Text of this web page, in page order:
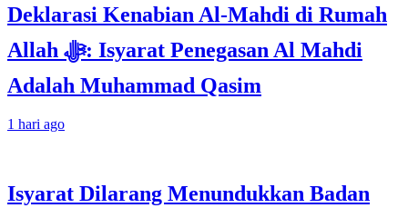
Deklarasi Kenabian Al-Mahdi di Rumah
Allah ﷻ: Isyarat Penegasan Al Mahdi
Adalah Muhammad Qasim
1 hari ago
Isyarat Dilarang Menundukkan Badan